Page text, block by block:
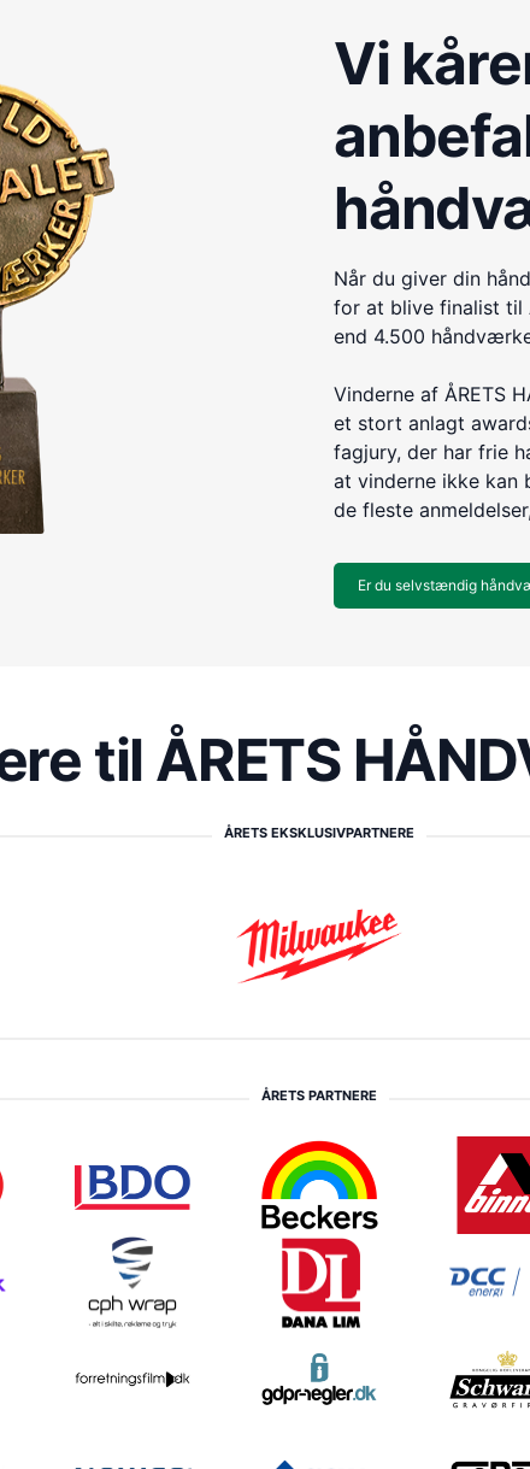
Vi
Når du giver din
for at blive finalist til
end 4.500
Vinderne af ÅRETS
et stort anlagt
fagjury, der har frie
at vinderne ikke kan
de fleste
Er du selvstændig
til ÅRETS
ÅRETS EKSKLUSIVPARTNERE
ÅRETS PARTNERE